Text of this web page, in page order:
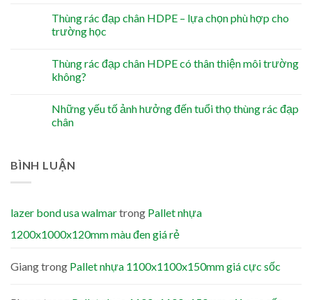
Thùng rác đạp chân HDPE – lựa chọn phù hợp cho
trường học
Thùng rác đạp chân HDPE có thân thiện môi trường
không?
Những yếu tố ảnh hưởng đến tuổi thọ thùng rác đạp
chân
BÌNH LUẬN
lazer bond usa walmartrong Pallet nhựa
1200x1000x120mm màu đen giá rẻ
Giangtrong Pallet nhựa 1100x1100x150mm giá cực sốc